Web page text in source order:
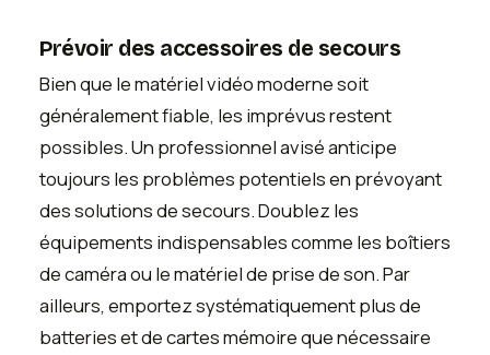
Prévoir des accessoires de secours
Bien que le matériel vidéo moderne soit
généralement fiable, les imprévus restent
possibles. Un professionnel avisé anticipe
toujours les problèmes potentiels en prévoyant
des solutions de secours. Doublez les
équipements indispensables comme les boîtiers
de caméra ou le matériel de prise de son. Par
ailleurs, emportez systématiquement plus de
batteries et de cartes mémoire que nécessaire